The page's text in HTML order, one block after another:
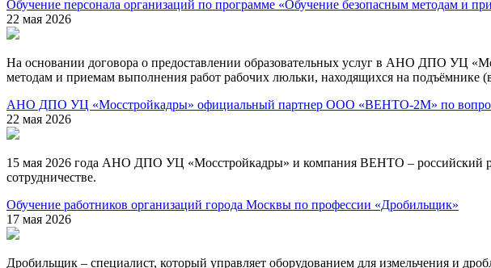
Обучение персонала организаций по программе «Обучение безопасным методам и
22 мая 2026
На основании договора о предоставлении образовательных услуг в АНО ДПО УЦ
методам и приемам выполнения работ рабочих люльки, находящихся на подъёмнике
АНО ДПО УЦ «Мосстройкадры» официальный партнер ООО «ВЕНТО-2М» по
22 мая 2026
15 мая 2026 года АНО ДПО УЦ «Мосстройкадры» и компания ВЕНТО – российский
сотрудничестве.
Обучение работников организаций города Москвы по профессии «Дробильщик»
17 мая 2026
Дробильщик – специалист, который управляет оборудованием для измельчения и